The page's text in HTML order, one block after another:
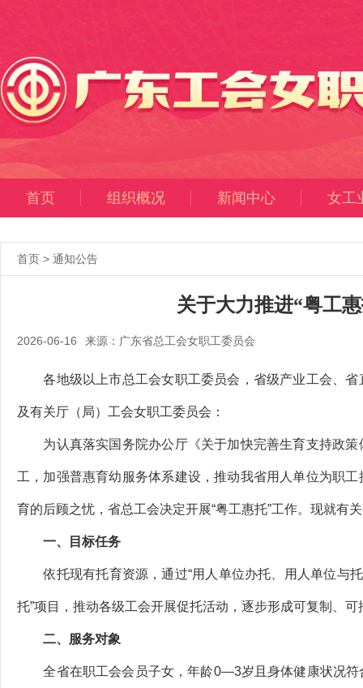
首页 组织概况 新闻中心 女工
首页 > 通知公告
关于大力推进“粤工
2026-06-16 来源：广东省总工会女职工委员会
各地级以上市总工会女职工委员会，省级产业工会、省
及有关厅（局）工会女职工委员会：
为认真落实国务院办公厅《关于加快完善生育支持政策
工，加强普惠育幼服务体系建设，推动我省用人单位为职
育的后顾之忧，省总工会决定开展“粤工惠托”工作。现就有
一、目标任务
依托现有托育资源，通过“用人单位办托、用人单位与托
托”项目，推动各级工会开展促托活动，逐步形成可复制、
二、服务对象
全省在职工会会员子女，年龄0—3岁且身体健康状况符